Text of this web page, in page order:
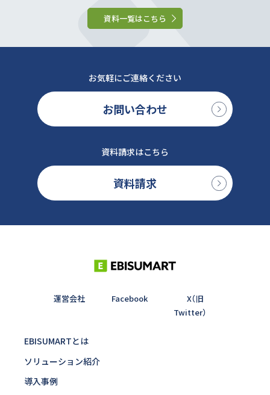
資料一覧はこちら
お気軽にご連絡ください
お問い合わせ
資料請求はこちら
資料請求
運営会社 Facebook
X（旧
Twitter）
EBISUMARTとは
ソリューション紹介
導入事例